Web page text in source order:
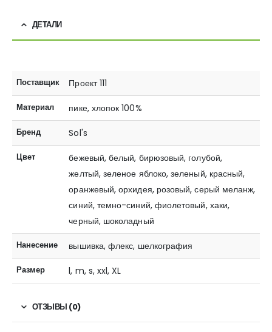
ДЕТАЛИ
Поставщик Проект 111
Материал пике, хлопок 100%
Бренд Sol's
Цвет
бежевый, белый, бирюзовый, голубой,
желтый, зеленое яблоко, зеленый, красный,
оранжевый, орхидея, розовый, серый меланж,
синий, темно-синий, фиолетовый, хаки,
черный, шоколадный
Нанесение вышивка, флекс, шелкография
Размер l, m, s, xxl, XL
ОТЗЫВЫ (0)